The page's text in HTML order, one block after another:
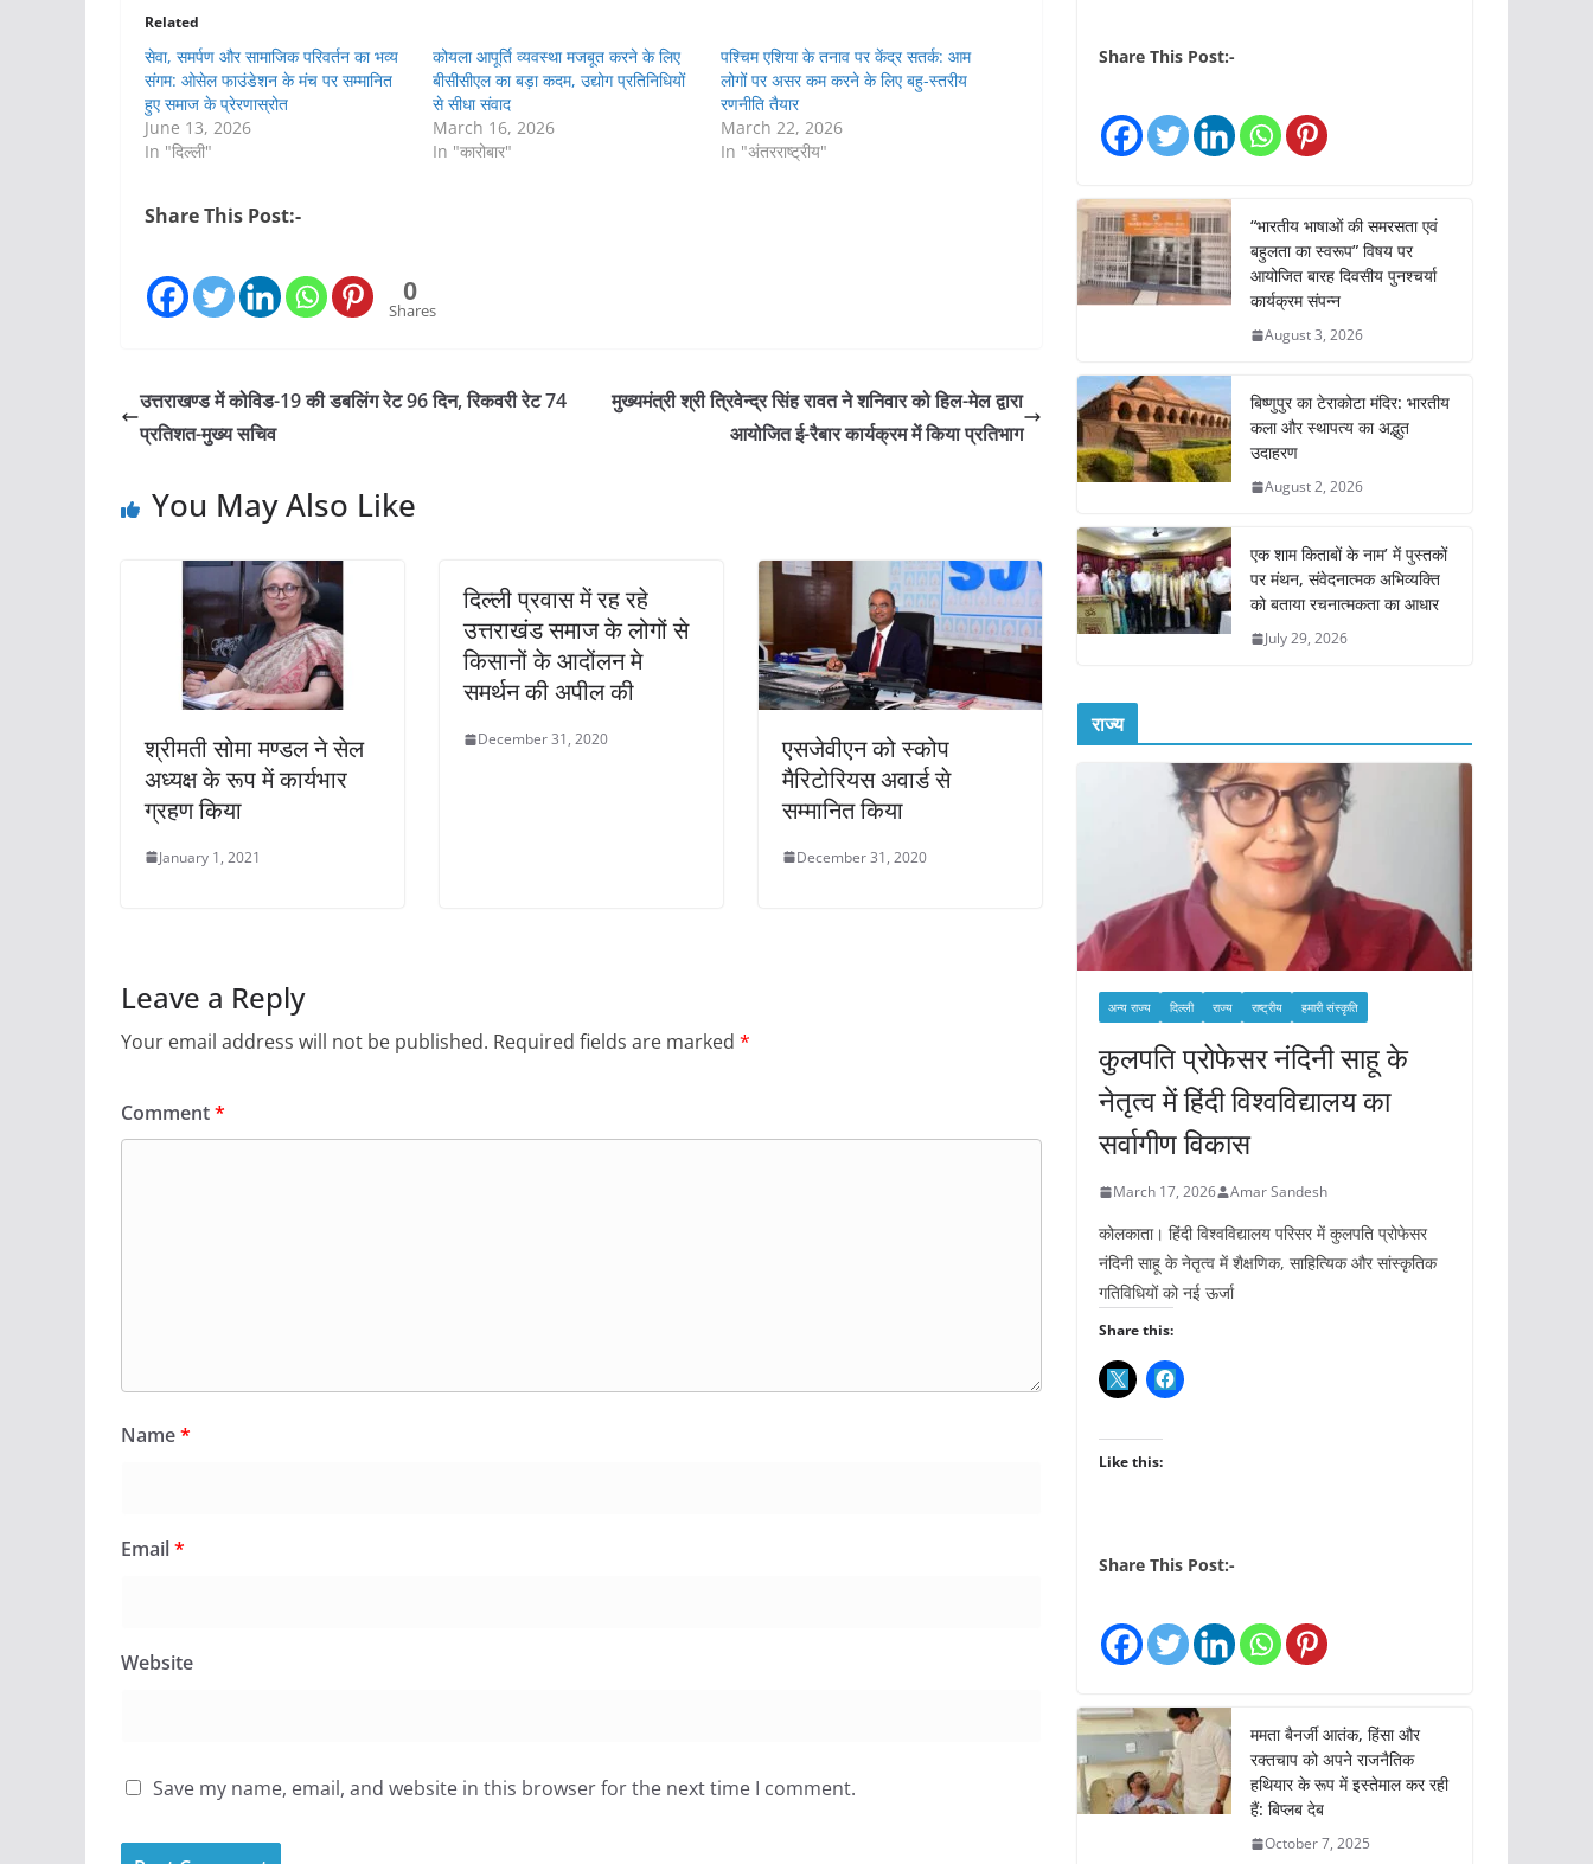
Related
सेवा, समर्पण और सामाजिक परिवर्तन का भव्य
संगम: ओसेल फाउंडेशन के मंच पर सम्मानित
हुए समाज के प्रेरणास्रोत
June 13, 2026
In "दिल्ली"
कोयला आपूर्ति व्यवस्था मजबूत करने के लिए
बीसीसीएल का बड़ा कदम, उद्योग प्रतिनिधियों
से सीधा संवाद
March 16, 2026
In "कारोबार"
पश्चिम एशिया के तनाव पर केंद्र सतर्क: आम
लोगों पर असर कम करने के लिए बहु-स्तरीय
रणनीति तैयार
March 22, 2026
In "अंतरराष्ट्रीय"
Share This Post:-
0
Shares
उत्तराखण्ड में कोविड-19 की डबलिंग रेट 96 दिन, रिकवरी रेट 74
प्रतिशत-मुख्य सचिव
मुख्यमंत्री श्री त्रिवेन्द्र सिंह रावत ने शनिवार को हिल-मेल द्वारा
आयोजित ई-रैबार कार्यक्रम में किया प्रतिभाग
You May Also Like
श्रीमती सोमा मण्डल ने सेल
अध्यक्ष के रूप में कार्यभार
ग्रहण किया
January 1, 2021
दिल्ली प्रवास में रह रहे
उत्तराखंड समाज के लोगों से
किसानों के आदोंलन मे
समर्थन की अपील की
December 31, 2020
एसजेवीएन को स्‍कोप
मैरिटोरियस अवार्ड से
सम्मानित किया
December 31, 2020
Leave a Reply
Your email address will not be published. Required fields are marked *
Comment*
Name*
Email*
Website
Save my name, email, and website in this browser for the next time I comment.
Share This Post:-
“भारतीय भाषाओं की समरसता एवं
बहुलता का स्वरूप” विषय पर
आयोजित बारह दिवसीय पुनश्चर्या
कार्यक्रम संपन्न
August 3, 2026
बिष्णुपुर का टेराकोटा मंदिर: भारतीय
कला और स्थापत्य का अद्भुत
उदाहरण
August 2, 2026
एक शाम किताबों के नाम’ में पुस्तकों
पर मंथन, संवेदनात्मक अभिव्यक्ति
को बताया रचनात्मकता का आधार
July 29, 2026
राज्य
अन्य राज्य दिल्ली राज्य राष्ट्रीय हमारी संस्कृति
कुलपति प्रोफेसर नंदिनी साहू के
नेतृत्व में हिंदी विश्वविद्यालय का
सर्वागीण विकास
March 17, 2026 Amar Sandesh
कोलकाता। हिंदी विश्वविद्यालय परिसर में कुलपति प्रोफेसर
नंदिनी साहू के नेतृत्व में शैक्षणिक, साहित्यिक और सांस्कृतिक
गतिविधियों को नई ऊर्जा
Share this:
Like this:
Share This Post:-
ममता बैनर्जी आतंक, हिंसा और
रक्तचाप को अपने राजनैतिक
हथियार के रूप में इस्तेमाल कर रही
हैं: बिप्लब देब
October 7, 2025